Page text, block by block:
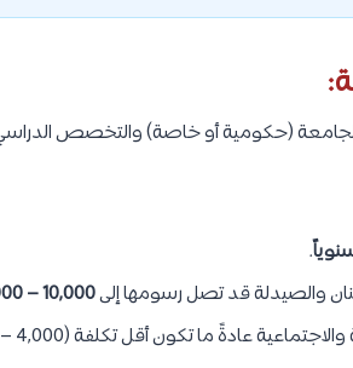
(حكومية أو خاصة) والتخصص
.
والصيدلة قد تصل رسومها إلى10,000 – 18,000 يورو سنوياً
عادةً ما تكون أقل تكلفة (4,000 – 7,000 يورو).